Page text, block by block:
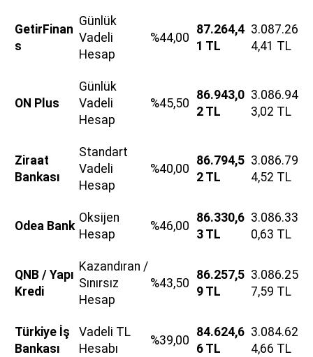
GetirFinan
s
Günlük
Vadeli
Hesap
%44,00
87.264,4
1 TL
3.087.26
4,41 TL
ON Plus
Günlük
Vadeli
Hesap
%45,50
86.943,0
2 TL
3.086.94
3,02 TL
Ziraat
Bankası
Standart
Vadeli
Hesap
%40,00
86.794,5
2 TL
3.086.79
4,52 TL
Odea Bank
Oksijen
Hesap
%46,00
86.330,6
3 TL
3.086.33
0,63 TL
QNB / Yapı
Kredi
Kazandıran /
Sınırsız
Hesap
%43,50
86.257,5
9 TL
3.086.25
7,59 TL
Türkiye İş
Bankası
Vadeli TL
Hesabı
%39,00
84.624,6
6 TL
3.084.62
4,66 TL